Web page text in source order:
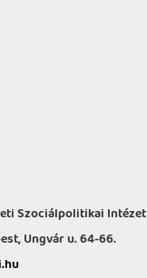
Szociálpolitikai Intézet
Ungvár u. 64-66.